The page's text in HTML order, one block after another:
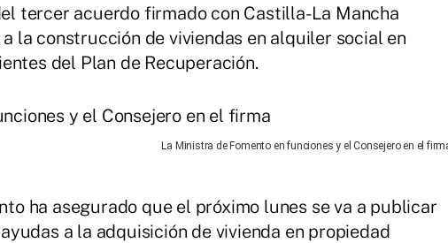
tercer acuerdo firmado con Castilla-La Mancha
la construcción de viviendas en alquiler social en
del Plan de Recuperación.
La Ministra de Fomento en funciones y el Consejero en el
ha asegurado que el próximo lunes se va a publicar
a la adquisición de vivienda en propiedad